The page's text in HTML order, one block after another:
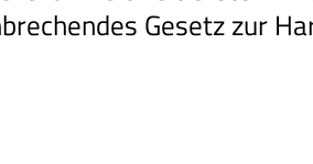
Gesetz zur